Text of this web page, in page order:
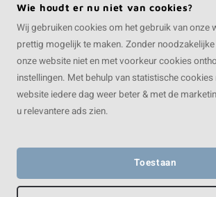
Roca Online BV
Wie houdt er nu niet van cookies?
Wij gebruiken cookies om het gebruik van onze
prettig mogelijk te maken. Zonder
onze website niet en met voorkeur cookies
instellingen. Met behulp van statistische
website iedere dag weer beter & met de
u relevantere ads zien.
Toestaan